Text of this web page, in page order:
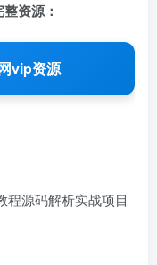
资源：
vip资源
程源码解析实战项目